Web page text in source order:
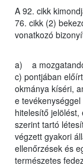
A 92. cikk
76. cikk (2)
vonatkozó
a) a
c) pontjában
okmánya kíséri,
e
hitelesítő
szerint tartó
végzett gyakori
ellenőrzések és
természetes